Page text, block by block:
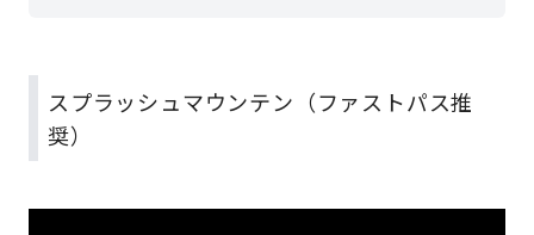
スプラッシュマウンテン（ファストパス推
奨）